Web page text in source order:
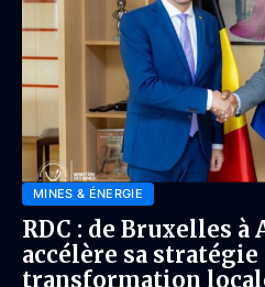
MINES & ÉNERGIE
RDC : de Bruxelles à
accélère sa stratégie
transformation